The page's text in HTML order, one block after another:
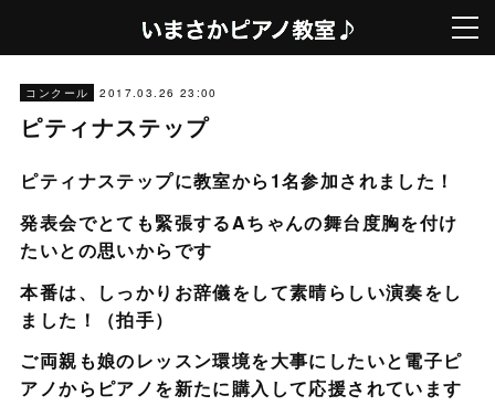
コンクール 2017.03.26 23:00
ピティナステップ
ピティナステップに教室から1名参加されました！
発表会でとても緊張するAちゃんの舞台度胸を付け
たいとの思いからです
本番は、しっかりお辞儀をして素晴らしい演奏をし
ました！（拍手）
ご両親も娘のレッスン環境を大事にしたいと電子ピ
アノからピアノを新たに購入して応援されています